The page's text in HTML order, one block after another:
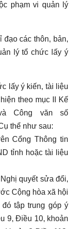
phạm vi quản lý
đạo các thôn, bản,
lý tổ chức lấy ý
lấy ý kiến, tài liệu
theo mục II Kế
và Công văn số
thể như sau:
Cổng Thông tin
tỉnh hoặc tài liệu
quyết sửa đổi,
Cộng hòa xã hội
tập trung góp ý
9, Điều 10, khoản